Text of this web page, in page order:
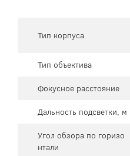
Тип корпуса
Тип объектива
Фокусное расстояние
Дальность подсветки, м
Угол обзора по горизо
нтали